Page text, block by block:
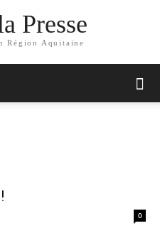
Presse
Région Aquitaine
0